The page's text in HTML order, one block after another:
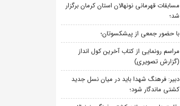
مسابقات قهرمانی نونهالان استان کرمان برگزار
شد؛
با حضور جمعی از پیشکسوتان؛
مراسم رونمایی از کتاب آخرین کول انداز
(گزارش تصویری)
دبیر: فرهنگ شهدا باید در میان نسل جدید
کشتی ماندگار شود؛